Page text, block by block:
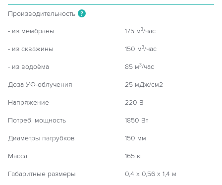
Производительность ?
- из мембраны 175 м3/час
- из скважины 150 м3/час
- из водоёма 85 м3/час
Доза УФ-облучения 25 мДж/см2
Напряжение 220 В
Потреб. мощность 1850 Вт
Диаметры патрубков 150 мм
Масса 165 кг
Габаритные размеры 0,4 х 0,56 х 1,4 м